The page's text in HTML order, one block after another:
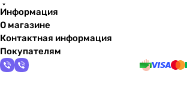
Информация
О магазине
Контактная информация
Покупателям